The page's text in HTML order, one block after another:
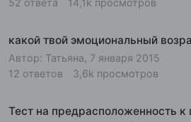
52 ответа 14,1k просмотров
какой твой эмоциональный
Автор: Татьяна 7 января 2015
12 ответов 3,6k просмотров
Тест на предрасположенность